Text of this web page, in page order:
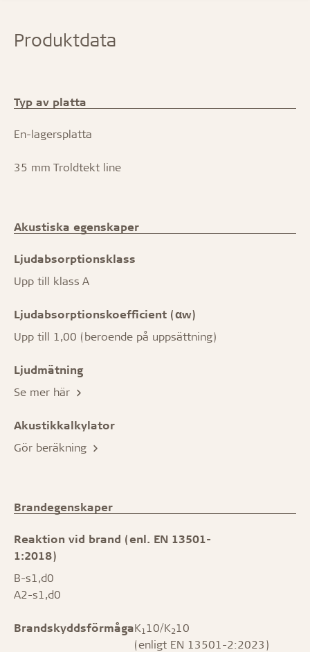
Produktdata
Typ av platta
En-lagersplatta
35 mm Troldtekt line
Akustiska egenskaper
Ljudabsorptionsklass
Upp till klass A
Ljudabsorptionskoefficient (αw)
Upp till 1,00 (beroende på uppsättning)
Ljudmätning
Se mer här
Akustikkalkylator
Gör beräkning
Brandegenskaper
Reaktion vid brand (enl. EN 13501-
1:2018)
B-s1,d0
A2-s1,d0
BrandskyddsförmågaK1 10/K2 10
(enligt EN 13501-2:2023)